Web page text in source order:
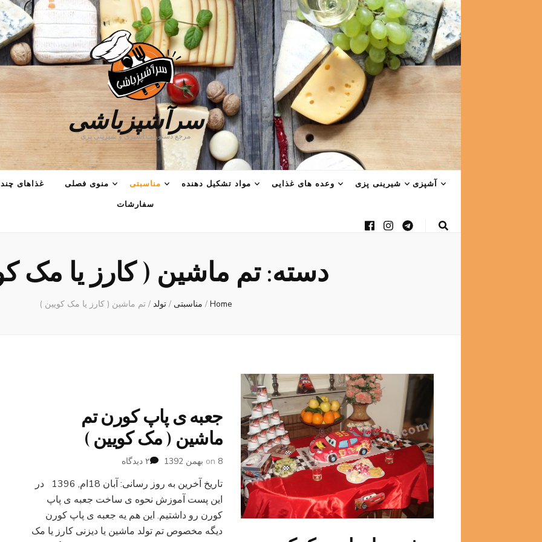
سرآشپزباشی
مرجع دستورات آشپزی و شیرینی پزی
آشپزی شیرینی پزی وعده های غذایی مواد تشکیل دهنده مناسبتی منوی فصلی غذاهای
سفارشات
دسته:تم ماشین ( کارز یا مک
Home
/ مناسبتی/ تولد/ تم ماشین ( کارز یا مک کویین )
جعبه ی پاپ کورن تم
ماشین ( مک کویین )
on 8 بهمن 1392 ۲ دیدگاه
برای
ی
پاپ
ماشین
تاریخ آخرین به روز رسانی: آبان 18ام, 1396 در
این پست آموزش نحوه ی ساخت جعبه ی پاپ
کورن رو داشتیم. این هم یه جعبه ی پاپ کورن
دیگه مخصوص تم تولد ماشین یا دیزنی کارز یا مک